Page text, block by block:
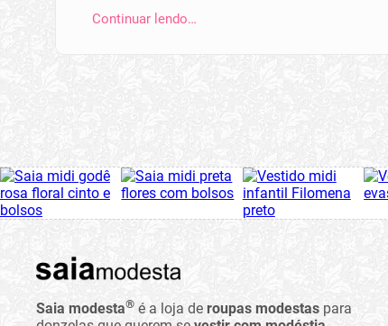
Continuar lendo…
Saia modesta® é a loja de roupas modestas para